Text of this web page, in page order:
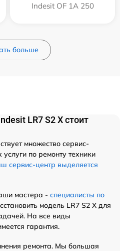
Indesit OF 1A 250
больше
LR7 S2 X стоит
множество сервис-
по ремонту техники
сервис-центр выделяется
мастера - специалисты по
модель LR7 S2 X для
На все виды
гарантия.
ремонта. Мы большая